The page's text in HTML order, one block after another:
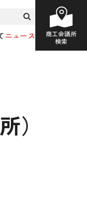
ニュース
商工会議所
検索
）